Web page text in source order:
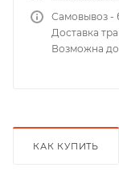
Самовывоз -
Доставка
Возможна
КАК КУПИТЬ